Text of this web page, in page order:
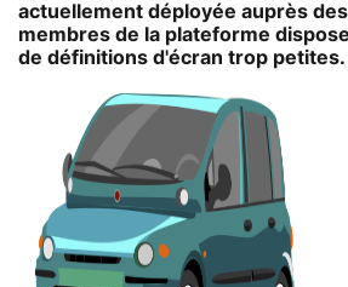
actuellement déployée auprès
membres de la plateforme
de définitions d'écran trop petites.